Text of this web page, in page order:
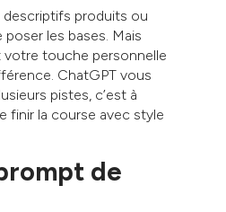
descriptifs produits ou
poser les bases. Mais
votre touche personnelle
ChatGPT vous
pistes, c’est à
finir la course avec style
de